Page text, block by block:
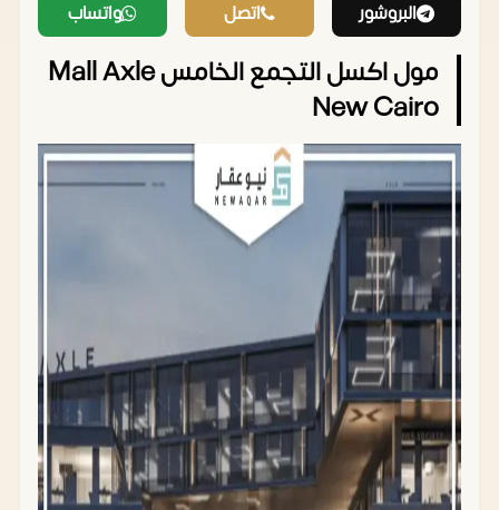
البروشور اتصل واتساب
مول اكسل التجمع الخامس Mall Axle
New Cairo